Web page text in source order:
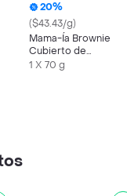
20%
($43.43/g)
Mama-Ía Brownie
Cubierto de
Chocolate Relleno
1 X 70 g